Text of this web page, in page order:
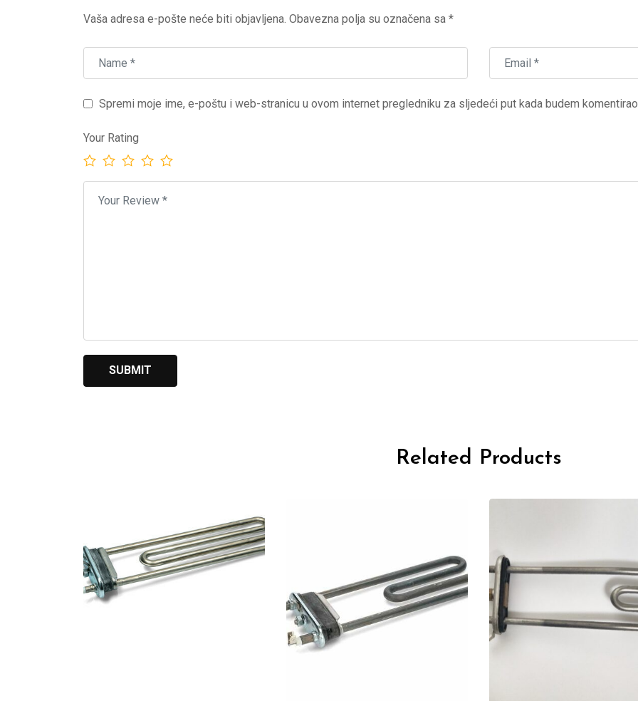
Vaša adresa e-pošte neće biti objavljena. Obavezna polja su označena sa *
Spremi moje ime, e-poštu i web-stranicu u ovom internet pregledniku za sljedeći put kada budem
Your Rating
Related Products